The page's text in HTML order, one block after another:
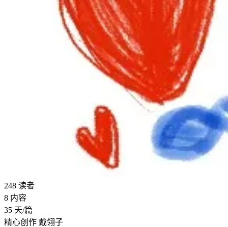
248 读者
8 内容
35 天/篇
精心创作 戴翎子